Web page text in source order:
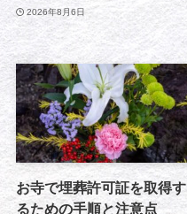
2026年8月6日
お寺で埋葬許可証を取得す
るための手順と注意点